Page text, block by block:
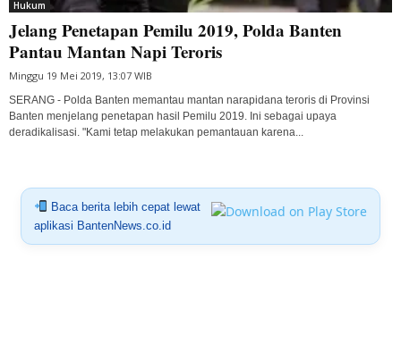
Hukum
Jelang Penetapan Pemilu 2019, Polda Banten
Pantau Mantan Napi Teroris
Minggu 19 Mei 2019, 13:07 WIB
SERANG - Polda Banten memantau mantan narapidana teroris di Provinsi
Banten menjelang penetapan hasil Pemilu 2019. Ini sebagai upaya
deradikalisasi. "Kami tetap melakukan pemantauan karena...
Baca berita lebih cepat lewat
aplikasi BantenNews.co.id